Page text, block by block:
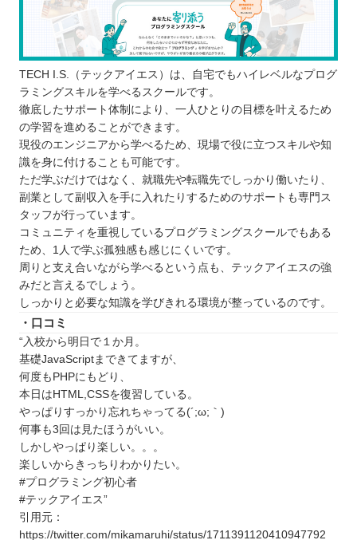
決められたスケジュールに沿って進める必
要がある
どんなプログラミング言語を学ぶのが良いのか
子ども向けと大人向けにプログラミングスクールに
違いはあるか
お得にプログラミングスクールに通える制度
プログラミングスクールで挫折しないために
【石川】子ども向けのおすすめプログラミングス
クール5選
ロボ団
プロクラ
TECH Chance（テックチャンス）
QUREOプログラミング教室
市民パソコン塾
つけよう
TECH I.S.（テックアイエス）は、自宅でもハイレベルなプログ
ラミングスキルを学べるスクールです。
徹底したサポート体制により、一人ひとりの目標を叶えるため
の学習を進めることができます。
現役のエンジニアから学べるため、現場で役に立つスキルや知
識を身に付けることも可能です。
ただ学ぶだけではなく、就職先や転職先でしっかり働いたり、
副業として副収入を手に入れたりするためのサポートも専門ス
タッフが行っています。
コミュニティを重視しているプログラミングスクールでもある
ため、1人で学ぶ孤独感も感じにくいです。
周りと支え合いながら学べるという点も、テックアイエスの強
みだと言えるでしょう。
しっかりと必要な知識を学びきれる環境が整っているのです。
・口コミ
“入校から明日で１か月。
基礎JavaScriptまできてますが、
何度もPHPにもどり、
本日はHTML,CSSを復習している。
やっぱりすっかり忘れちゃってる(´;ω;｀)
何事も3回は見たほうがいい。
しかしやっぱり楽しい。。。
楽しいからきっちりわかりたい。
#プログラミング初心者
#テックアイエス”
引用元：
https://twitter.com/mikamaruhi/status/1711391120410947792